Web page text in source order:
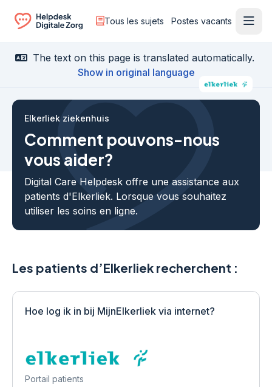
Ga naar de homepagina
Tous les sujets Postes vacants
The text on this page is translated automatically.
Show in original language
Elkerliek ziekenhuis
Comment pouvons-nous
vous aider?
Digital Care Helpdesk offre une assistance aux
patients d'Elkerliek. Lorsque vous souhaitez
utiliser les soins en ligne.
Les patients d’Elkerliek recherchent :
Hoe log ik in bij MijnElkerliek via internet?
Portail patients